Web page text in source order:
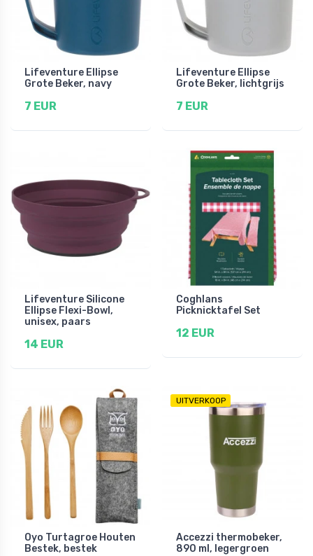
Lifeventure Ellipse
Grote Beker, navy
7 EUR
Lifeventure Ellipse
Grote Beker, lichtgrijs
7 EUR
Lifeventure Silicone
Ellipse Flexi-Bowl,
unisex, paars
14 EUR
Coghlans
Picknicktafel Set
12 EUR
Oyo Turtagroe Houten
Bestek, bestek
UITVERKOOP
Accezzi thermobeker,
890 ml, legergroen